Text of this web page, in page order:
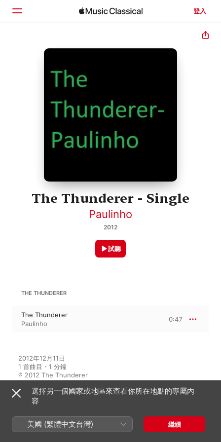
登入
首頁
The Thunderer - Single
Paulinho
2012
試聽
THE THUNDERER
The Thunderer
Paulinho
0:47
2012年12月11日
1 首曲目・1 分鐘
℗ 2012 The Thunderer
選擇另一個國家或地區來查看你所在地點的專屬內
容
美國 (繁體中文台灣) 繼續